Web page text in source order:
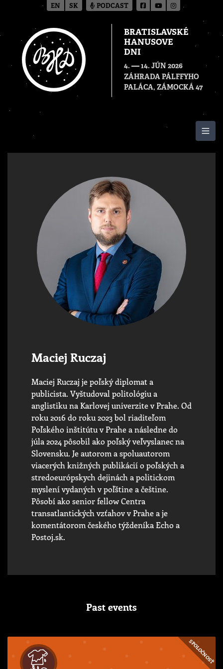
BRATISLAVSKÉ
HANUSOVE
DNI
4. — 14. JÚN 2026
ZÁHRADA PÁLFFYHO
PALÁCA, ZÁMOCKÁ 47
Maciej Ruczaj
Maciej Ruczaj je poľský diplomat a
publicista. Vyštudoval politológiu a
anglistiku na Karlovej univerzite v Prahe. Od
roku 2016 do roku 2023 bol riaditeľom
Poľského inštitútu v Prahe a následne do
júla 2024 pôsobil ako poľský veľvyslanec na
Slovensku. Je autorom a spoluautorom
viacerých knižných publikácií o poľských a
stredoeurópskych dejinách a politickom
myslení vydaných v poľštine a češtine.
Pôsobí ako senior fellow Centra
transatlantických vzťahov v Prahe a je
komentátorom českého týždeníka Echo a
Postoj.sk.
Past events
SPOLOČNOSŤ
EN SK PODCAST